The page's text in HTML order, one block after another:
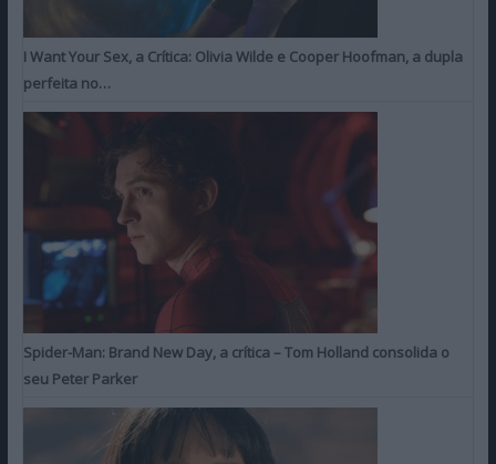
I Want Your Sex, a Crítica: Olivia Wilde e Cooper Hoofman, a dupla
perfeita no…
Spider-Man: Brand New Day, a crítica – Tom Holland consolida o
seu Peter Parker